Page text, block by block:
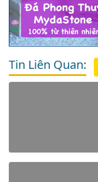
Tin Liên Quan: